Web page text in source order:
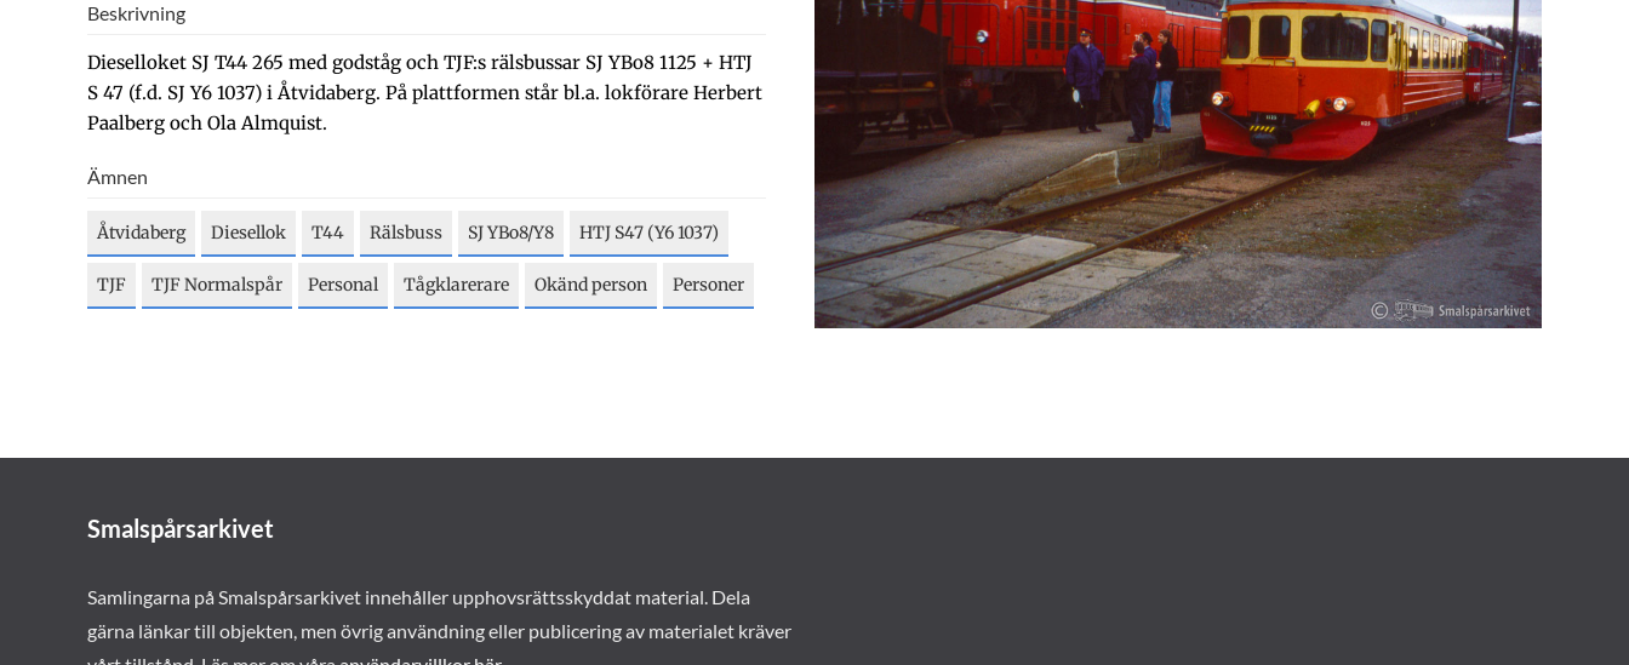
Beskrivning
Dieselloket SJ T44 265 med godståg och TJF:s rälsbussar SJ YBo8 1125 + HTJ
S 47 (f.d. SJ Y6 1037) i Åtvidaberg. På plattformen står bl.a. lokförare Herbert
Paalberg och Ola Almquist.
Ämnen
Åtvidaberg Diesellok T44 Rälsbuss SJ YBo8/Y8 HTJ S47 (Y6 1037)
TJF TJF Normalspår Personal Tågklarerare Okänd person Personer
Smalspårsarkivet
Samlingarna på Smalspårsarkivet innehåller upphovsrättsskyddat material. Dela
gärna länkar till objekten, men övrig användning eller publicering av materialet kräver